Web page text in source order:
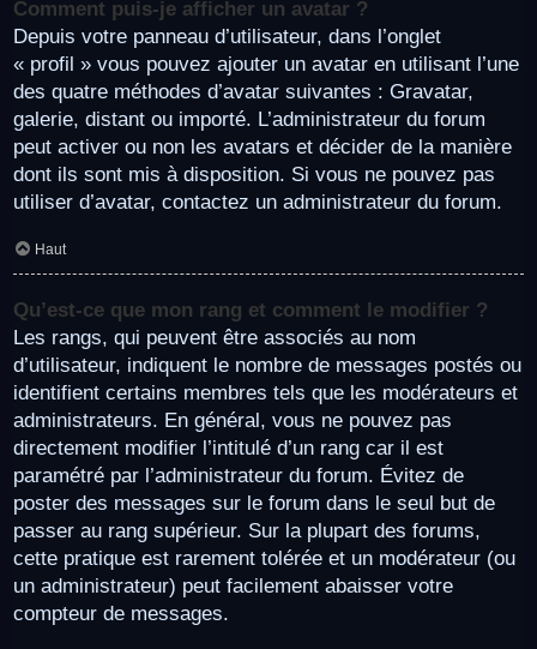
Comment puis-je afficher un avatar ?
Depuis votre panneau d’utilisateur, dans l’onglet
« profil » vous pouvez ajouter un avatar en utilisant l’une
des quatre méthodes d’avatar suivantes : Gravatar,
galerie, distant ou importé. L’administrateur du forum
peut activer ou non les avatars et décider de la manière
dont ils sont mis à disposition. Si vous ne pouvez pas
utiliser d’avatar, contactez un administrateur du forum.
Haut
Qu’est-ce que mon rang et comment le modifier ?
Les rangs, qui peuvent être associés au nom
d’utilisateur, indiquent le nombre de messages postés ou
identifient certains membres tels que les modérateurs et
administrateurs. En général, vous ne pouvez pas
directement modifier l’intitulé d’un rang car il est
paramétré par l’administrateur du forum. Évitez de
poster des messages sur le forum dans le seul but de
passer au rang supérieur. Sur la plupart des forums,
cette pratique est rarement tolérée et un modérateur (ou
un administrateur) peut facilement abaisser votre
compteur de messages.